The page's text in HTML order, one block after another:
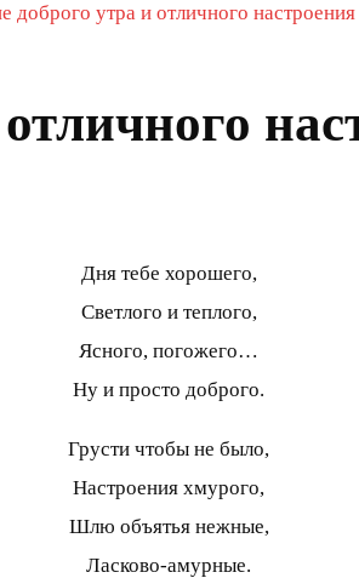
доброго утра и отличного
Дня тебе хорошего,
Светлого и теплого,
Ясного, погожего…
Ну и просто доброго.
Грусти чтобы не было,
Настроения хмурого,
Шлю объятья нежные,
Ласково-амурные.